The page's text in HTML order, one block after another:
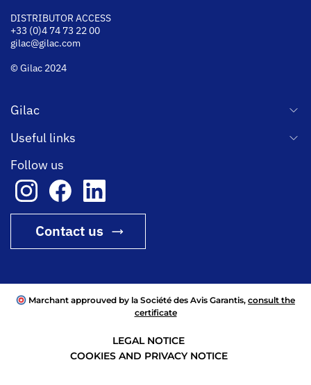
DISTRIBUTOR ACCESS
+33 (0)4 74 73 22 00
gilac@gilac.com
© Gilac 2024
Gilac
Useful links
Follow us
Contact us
Marchant approuved by la Société des Avis Garantis, consult the
certificate
LEGAL NOTICE
COOKIES AND PRIVACY NOTICE